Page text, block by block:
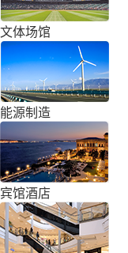
文体场馆
能源制造
宾馆酒店